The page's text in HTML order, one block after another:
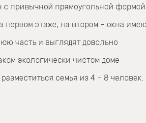
с привычной прямоугольной
первом этаже, на втором – окна
часть и выглядят довольно
экологически чистом доме
семья из 4 – 8 человек.